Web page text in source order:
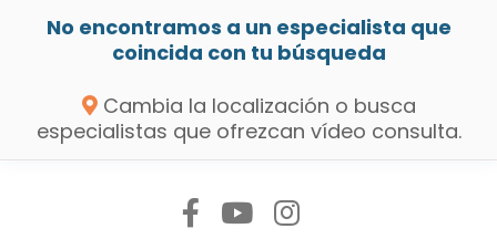
No encontramos a un especialista que
coincida con tu búsqueda
Cambia la localización o busca
especialistas que ofrezcan vídeo consulta.